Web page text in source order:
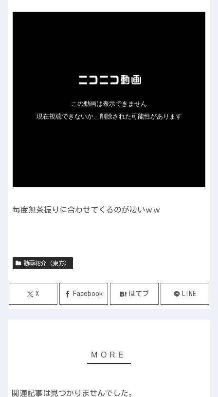
毎度無茶振りに合わせてくるのが凄いｗｗ
動画紹介（東方）
X Facebook はてブ LINE
関連記事は見つかりませんでした。